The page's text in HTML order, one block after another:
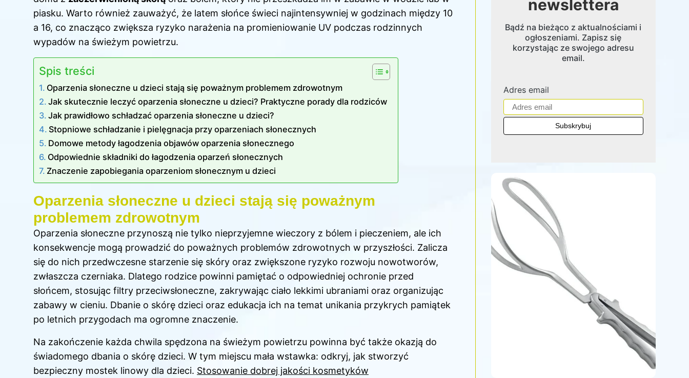
piasku. Warto również zauważyć, że latem słońce świeci najintensywniej w godzinach między 10
a 16, co znacząco zwiększa ryzyko narażenia na promieniowanie UV podczas rodzinnych
wypadów na świeżym powietrzu.
Spis treści
Oparzenia słoneczne u dzieci stają się poważnym problemem zdrowotnym
Jak skutecznie leczyć oparzenia słoneczne u dzieci? Praktyczne porady dla rodziców
Jak prawidłowo schładzać oparzenia słoneczne u dzieci?
Stopniowe schładzanie i pielęgnacja przy oparzeniach słonecznych
Domowe metody łagodzenia objawów oparzenia słonecznego
Odpowiednie składniki do łagodzenia oparzeń słonecznych
Znaczenie zapobiegania oparzeniom słonecznym u dzieci
Oparzenia słoneczne u dzieci stają się poważnym
problemem zdrowotnym
Oparzenia słoneczne przynoszą nie tylko nieprzyjemne wieczory z bólem i pieczeniem, ale ich
konsekwencje mogą prowadzić do poważnych problemów zdrowotnych w przyszłości. Zalicza
się do nich przedwczesne starzenie się skóry oraz zwiększone ryzyko rozwoju nowotworów,
zwłaszcza czerniaka. Dlatego rodzice powinni pamiętać o odpowiedniej ochronie przed
słońcem, stosując filtry przeciwsłoneczne, zakrywając ciało lekkimi ubraniami oraz organizując
zabawy w cieniu. Dbanie o skórę dzieci oraz edukacja ich na temat unikania przykrych pamiątek
po letnich przygodach ma ogromne znaczenie.
Na zakończenie każda chwila spędzona na świeżym powietrzu powinna być także okazją do
świadomego dbania o skórę dzieci. W tym miejscu mała wstawka: odkryj, jak stworzyć
bezpieczny mostek linowy dla dzieci. Stosowanie dobrej jakości kosmetyków
newslettera
Bądź na bieżąco z aktualnościami i
ogłoszeniami. Zapisz się
korzystając ze swojego adresu
email.
Adres email